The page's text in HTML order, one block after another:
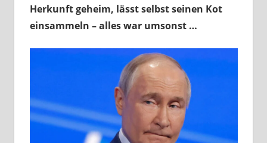
Herkunft geheim, lässt selbst seinen Kot
einsammeln – alles war umsonst …